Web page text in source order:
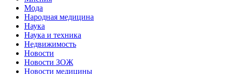
Мода
Народная медицина
Наука
Наука и техника
Недвижимость
Новости
Новости ЗОЖ
Новости медицины